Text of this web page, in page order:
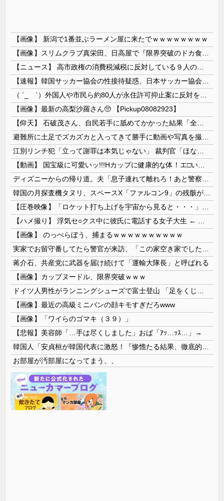
【画像】 新潟で1番並ぶラーメン屋に来たでｗｗｗｗｗｗｗｗ
【画像】最新の高梨沙羅さん🥺 【Pickup08082923】
【画像】 のっぺらぼう、捕まるｗｗｗｗｗｗｗｗｗｗ
蒋介石、共産党に武器を届け続けて「運輸大隊長」と呼ばれる
【画像】カップヌードル、限界突破ｗｗｗ
【画像】最近の高級ミニバンの顔キモすぎだろwww
【画像】「ワイらのゴマキ（３９）」
【悲報】美容師「…手は尽くしました」おば「ｱｯ…ｯｽ…」→
お部屋が汚部屋になってまう、、